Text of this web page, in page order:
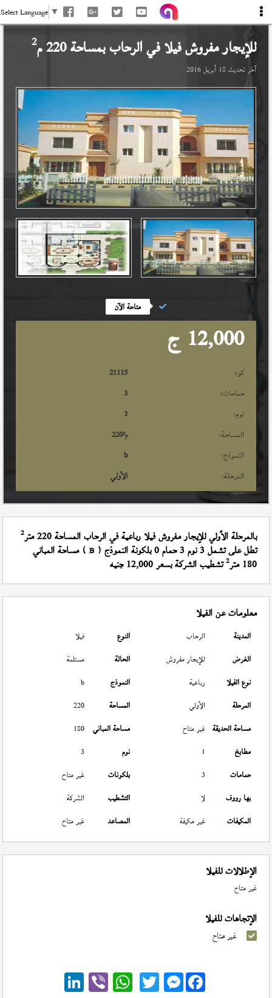
Select Language ▼
للإيجار مفروش فيلا فيالرحاببمساحة 220 م 2
آخر تحديث18 أبريل 2016
متاحة الآن
12,000 ج
كود
21115
حمامات:
3
نوم:
3
المساحة:
220م²
النموذج:
b
المرحلة:
الأولي
بالمرحلة الأولي للإيجار مفروش فيلا رباعية في الرحاب المساحة 220 متر 2
تطل على تشمل 3 نوم 3 حمام 0 بلكونة النموذج ( B ) مساحة المباني
180 متر 2تشطيب الشركة بسعر 12,000 جنيه
معلومات عن الفيلا
المدينة الرحاب النوع
فيلا
الغرض
للإيجار مفروش الحالة
مستلمة
نوع الفيلا
رباعية النموذج
b
المرحلة
الأولي المساحة
220
مساحة الحديقة غير متاح مساحة المباني 180
مطابخ
1 نوم
3
حمامات
3 بلكونات
غير متاح
بها رووف
لا التشطيب
الشركة
المكيفات
غير مكيفة المصاعد غير متاح
الإطلالات للفيلا
غير متاح
الإتجاهات للفيلا
غير متاح
Messenger